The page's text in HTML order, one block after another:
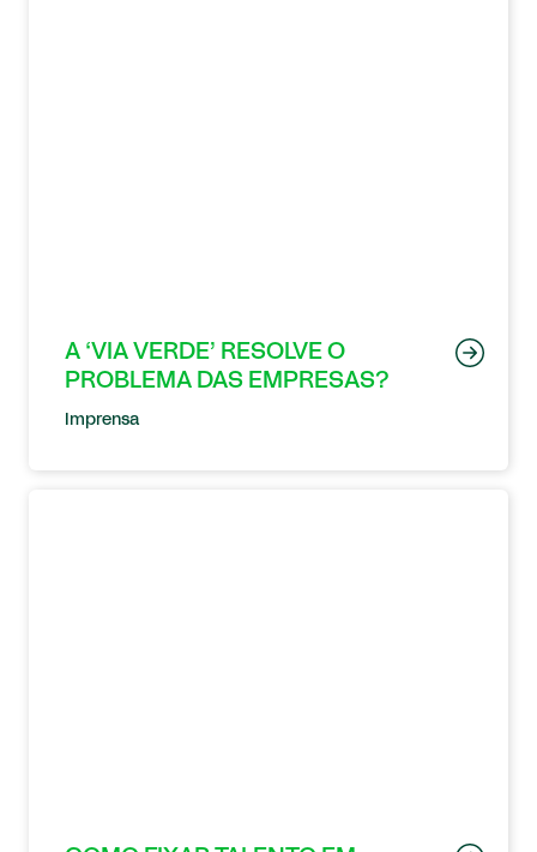
A ‘VIA VERDE’ RESOLVE O
PROBLEMA DAS EMPRESAS?
Imprensa